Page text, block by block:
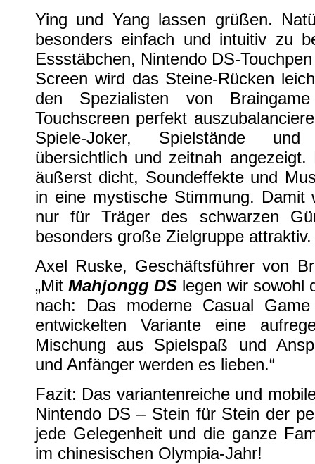
Ying und Yang lassen grüßen.
besonders einfach und intuitiv zu
Essstäbchen, Nintendo DS-
Screen wird das Steine-Rücken
den Spezialisten von
Touchscreen perfekt
Spiele-Joker, Spielstände
übersichtlich und zeitnah
äußerst dicht, Soundeffekte und
in eine mystische Stimmung. Damit
nur für Träger des schwarzen
besonders große Zielgruppe attraktiv.
Axel Ruske, Geschäftsführer von
„Mit Mahjongg DS legen wir sowohl
nach: Das moderne Casual
entwickelten Variante eine
Mischung aus Spielspaß und
und Anfänger werden es lieben.“
Fazit: Das variantenreiche und
Nintendo DS – Stein für Stein der
jede Gelegenheit und die ganze
im chinesischen Olympia-Jahr!